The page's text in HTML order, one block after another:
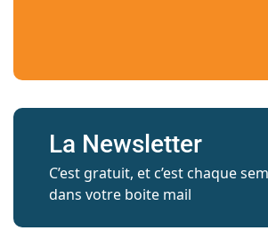
La Newsletter
C’est gratuit, et c’est chaque
dans votre boite mail